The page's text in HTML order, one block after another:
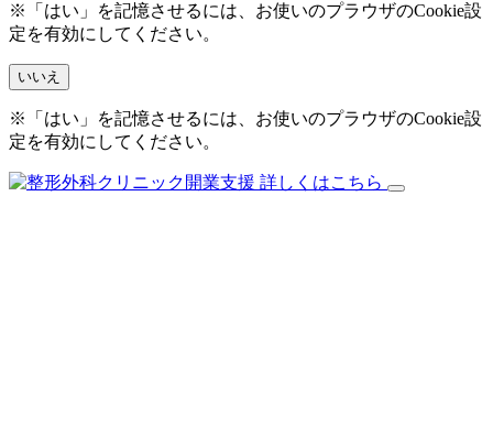
※「はい」を記憶させるには、お使いのプラウザのCookie設
定を有効にしてください。
いいえ
※「はい」を記憶させるには、お使いのプラウザのCookie設
定を有効にしてください。
詳しくはこちら